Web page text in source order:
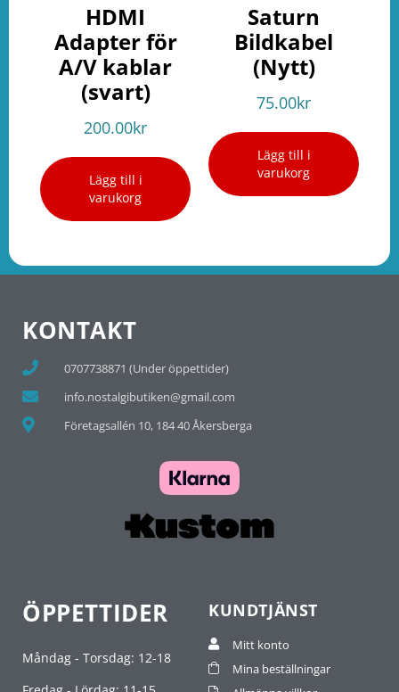
HDMI
Adapter för
A/V kablar
(svart)
200.00kr
Lägg till i
varukorg
Saturn
Bildkabel
(Nytt)
75.00kr
Lägg till i
varukorg
KONTAKT
0707738871 (Under öppettider)
info.nostalgibutiken@gmail.com
Företagsallén 10, 184 40 Åkersberga
ÖPPETTIDER
Måndag - Torsdag: 12-18
KUNDTJÄNST
Mitt konto
Mina beställningar